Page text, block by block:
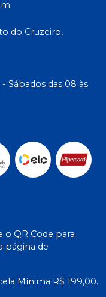
do Cruzeiro,
Sábados das 08 às
o QR Code para
página de
Mínima R$ 199,00.